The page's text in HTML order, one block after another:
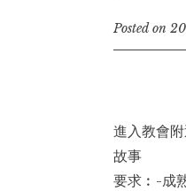
Posted on
進入教會
故事
要求︰-成